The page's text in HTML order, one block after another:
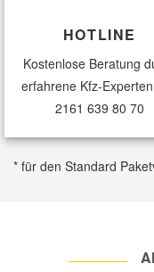
HOTLINE
Kostenlose Beratung
erfahrene Kfz-Experten
2161 639 80 70
* für den Standard
Vauxhall